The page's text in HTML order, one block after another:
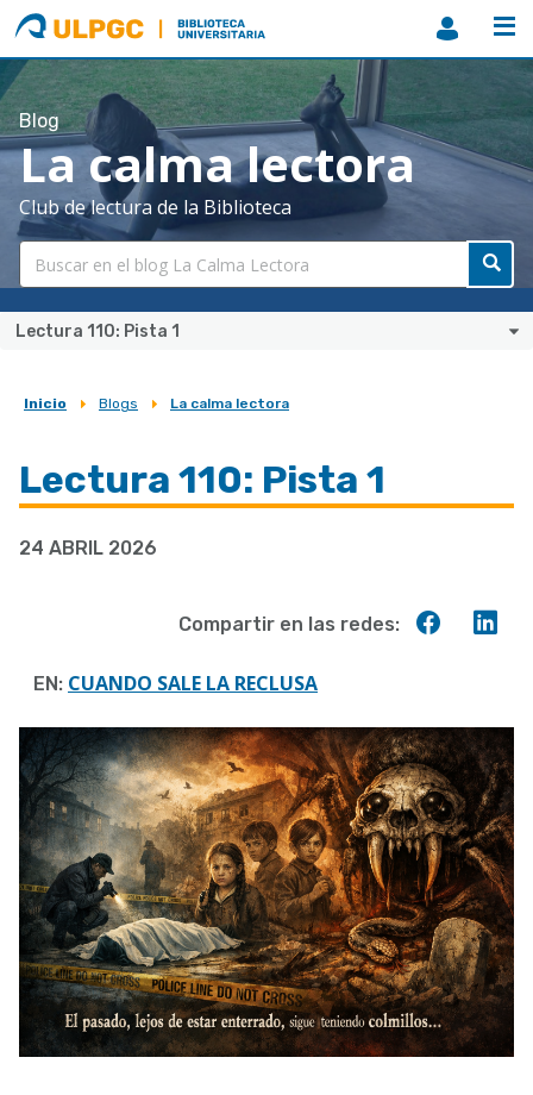
ULPGC
Biblioteca
ULPGC
Blog
La calma lectora
Club de lectura de la Biblioteca
Lectura 110: Pista 1
Sobrescribir
de
Inicio Blogs La calma lectora
Lectura 110: Pista 1
24 ABRIL 2026
Compartir en las redes:
EN: CUANDO SALE LA RECLUSA